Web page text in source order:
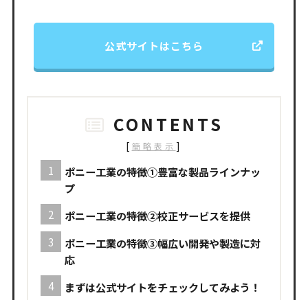
公式サイトはこちら
CONTENTS
[ 簡略表示 ]
ポニー工業の特徴①豊富な製品ラインナッ
プ
ポニー工業の特徴②校正サービスを提供
ポニー工業の特徴③幅広い開発や製造に対
応
まずは公式サイトをチェックしてみよう！